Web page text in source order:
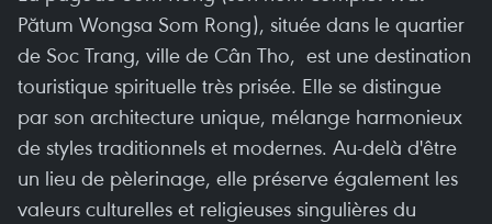
Pătum Wongsa Som Rong), située dans le quartier
de Soc Trang, ville de Cân Tho, est une destination
touristique spirituelle très prisée. Elle se distingue
par son architecture unique, mélange harmonieux
de styles traditionnels et modernes. Au-delà d'être
un lieu de pèlerinage, elle préserve également les
valeurs culturelles et religieuses singulières du